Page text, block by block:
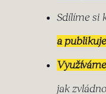
Sdílíme si
a
jak